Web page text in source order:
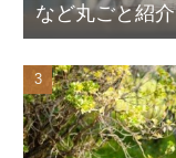
など丸ごと紹介